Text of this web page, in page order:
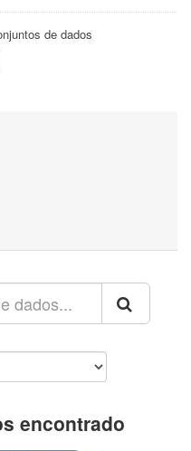
de dados
encontrado